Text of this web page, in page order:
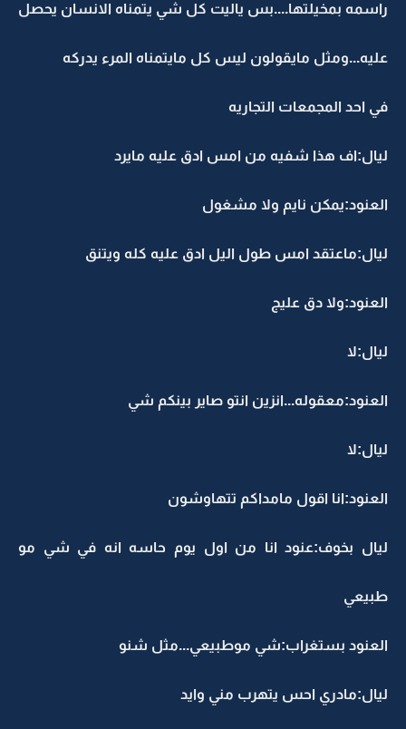
راسمه بمخيلتها....بس ياليت كل شي يتمناه الانسان يحصل
عليه...ومثل مايقولون ليس كل مايتمناه المرء يدركه
في احد المجمعات التجاريه
ليال:اف هذا شفيه من امس ادق عليه مايرد
العنود:يمكن نايم ولا مشغول
ليال:ماعتقد امس طول اليل ادق عليه كله ويتنق
العنود:ولا دق عليج
ليال:لا
العنود:معقوله...انزين انتو صاير بينكم شي
ليال:لا
العنود:انا اقول مامداكم تتهاوشون
ليال بخوف:عنود انا من اول يوم حاسه انه في شي مو
طبيعي
العنود بستغراب:شي موطبيعي...مثل شنو
ليال:مادري احس يتهرب مني وايد